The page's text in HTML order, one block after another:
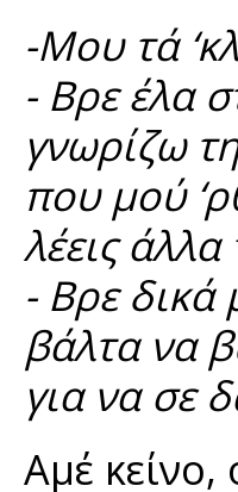
-Μου τά
- Βρε έλα
γνωρίζω
που μού
λέεις
- Βρε δικά
βάλτα να
για να σε
Αμέ κείνο,